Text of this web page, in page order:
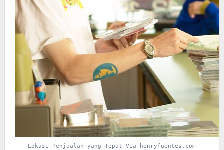
Lokasi Penjualan yang Tepat Via henryfuentes.com